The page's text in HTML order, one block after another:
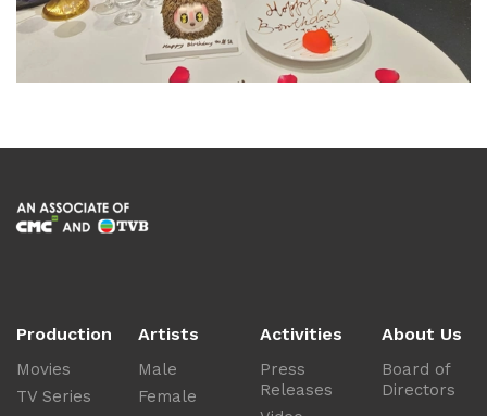
Production
Movies
TV Series
Artists
Male
Female
Activities
Press
Releases
About Us
Board of
Directors